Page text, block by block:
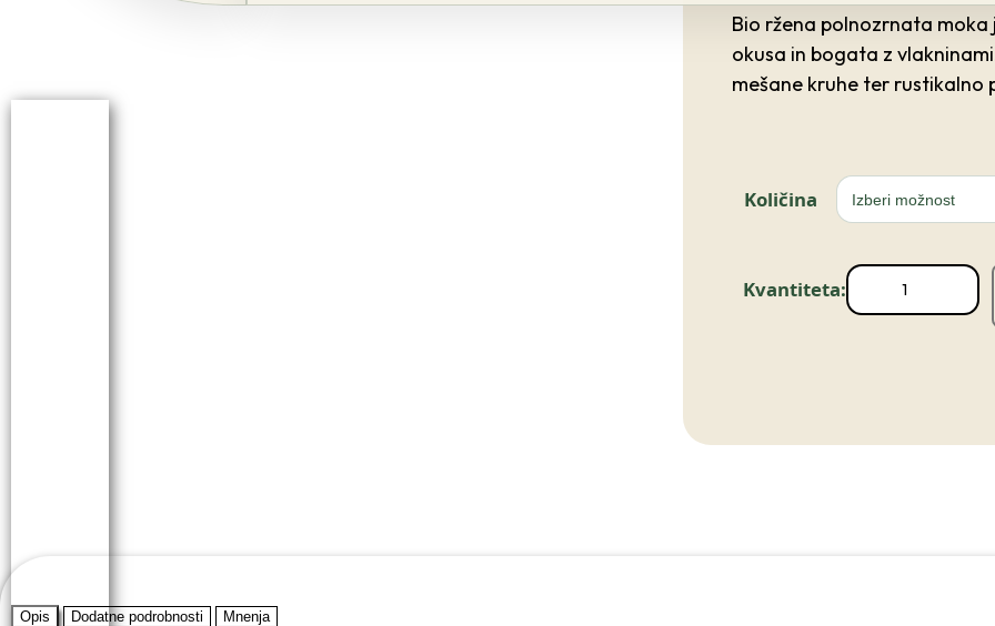
Bio ržena polnozrnata
okusa in bogata z
mešane kruhe ter rustikalno
Količina
Opis Dodatne podrobnosti Mnenja